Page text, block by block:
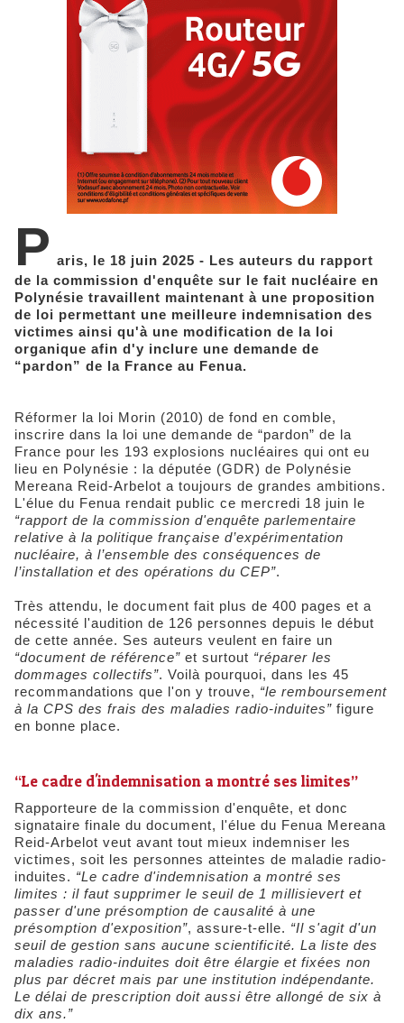
P aris, le 18 juin 2025 - Les auteurs du rapport
de la commission d'enquête sur le fait nucléaire en
Polynésie travaillent maintenant à une proposition
de loi permettant une meilleure indemnisation des
victimes ainsi qu'à une modification de la loi
organique afin d'y inclure une demande de
“pardon” de la France au Fenua.
Réformer la loi Morin (2010) de fond en comble,
inscrire dans la loi une demande de “pardon” de la
France pour les 193 explosions nucléaires qui ont eu
lieu en Polynésie : la députée (GDR) de Polynésie
Mereana Reid-Arbelot a toujours de grandes ambitions.
L'élue du Fenua rendait public ce mercredi 18 juin le
“rapport de la commission d'enquête parlementaire
relative à la politique française d’expérimentation
nucléaire, à l’ensemble des conséquences de
l’installation et des opérations du CEP”.
Très attendu, le document fait plus de 400 pages et a
nécessité l'audition de 126 personnes depuis le début
de cette année. Ses auteurs veulent en faire un
“document de référence” et surtout “réparer les
dommages collectifs”. Voilà pourquoi, dans les 45
recommandations que l'on y trouve, “le remboursement
à la CPS des frais des maladies radio-induites” figure
en bonne place.
“Le cadre d'indemnisation a montré ses limites”
Rapporteure de la commission d'enquête, et donc
signataire finale du document, l'élue du Fenua Mereana
Reid-Arbelot veut avant tout mieux indemniser les
victimes, soit les personnes atteintes de maladie radio-
induites. “Le cadre d'indemnisation a montré ses
limites : il faut supprimer le seuil de 1 millisievert et
passer d'une présomption de causalité à une
présomption d'exposition”, assure-t-elle. “Il s'agit d'un
seuil de gestion sans aucune scientificité. La liste des
maladies radio-induites doit être élargie et fixées non
plus par décret mais par une institution indépendante.
Le délai de prescription doit aussi être allongé de six à
dix ans.”